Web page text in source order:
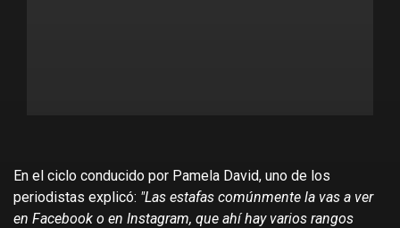
En el ciclo conducido por Pamela David, uno de los
periodistas explicó: "Las estafas comúnmente la vas a ver
en Facebook o en Instagram, que ahí hay varios rangos